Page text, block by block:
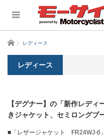
ホーム レディース
レディース
【デグナー】の「新作レデ
きジャケット、セミロングブ
■「レザージャケット FR24WJ-6